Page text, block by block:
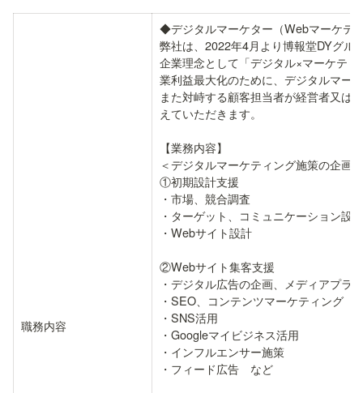
職務内容
◆デジタルマーケター（Webマーケテ
弊社は、2022年4月より博報堂DYグル
企業理念として「デジタル×マーケテ
業利益最大化のために、デジタルマー
また対峙する顧客担当者が経営者又は
えていただきます。
【業務内容】
＜デジタルマーケティング施策の企画
①初期設計支援
・市場、競合調査
・ターゲット、コミュニケーション設計
・Webサイト設計
②Webサイト集客支援
・デジタル広告の企画、メディアプラ
・SEO、コンテンツマーケティング
・SNS活用
・Googleマイビジネス活用
・インフルエンサー施策
・フィード広告　など